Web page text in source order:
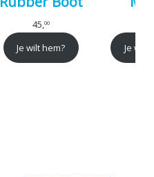
45,00
Je wilt hem? Je wilt